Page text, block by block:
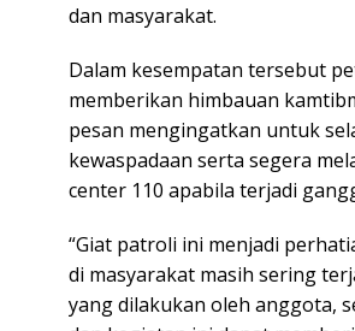
dan masyarakat.
Dalam kesempatan tersebut
memberikan himbauan
pesan mengingatkan untuk
kewaspadaan serta segera
center 110 apabila terjadi
“Giat patroli ini menjadi
di masyarakat masih sering
yang dilakukan oleh anggota,